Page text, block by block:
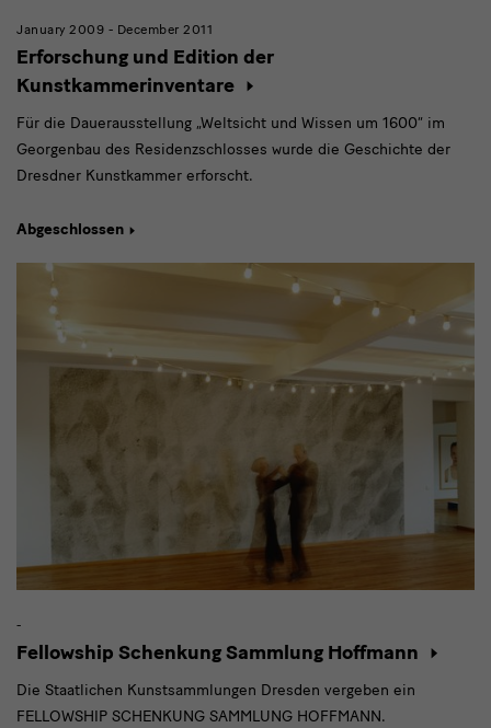
January 2009 - December 2011
Erforschung und Edition der
Kunstkammerinventare
Für die Dauerausstellung „Weltsicht und Wissen um 1600“ im
Georgenbau des Residenzschlosses wurde die Geschichte der
Dresdner Kunstkammer erforscht.
Abgeschlossen
-
Fellowship Schenkung Sammlung Hoffmann
Die Staatlichen Kunstsammlungen Dresden vergeben ein
FELLOWSHIP SCHENKUNG SAMMLUNG HOFFMANN.